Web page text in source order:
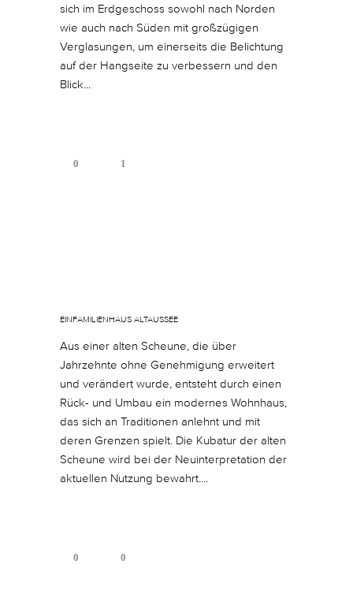
sich im Erdgeschoss sowohl nach Norden
wie auch nach Süden mit großzügigen
Verglasungen, um einerseits die Belichtung
auf der Hangseite zu verbessern und den
Blick...
0 1
EINFAMILIENHAUS ALTAUSSEE
Aus einer alten Scheune, die über
Jahrzehnte ohne Genehmigung erweitert
und verändert wurde, entsteht durch einen
Rück- und Umbau ein modernes Wohnhaus,
das sich an Traditionen anlehnt und mit
deren Grenzen spielt. Die Kubatur der alten
Scheune wird bei der Neuinterpretation der
aktuellen Nutzung bewahrt....
0 0